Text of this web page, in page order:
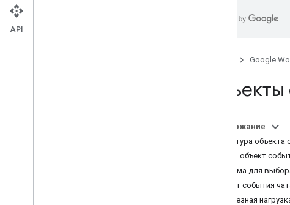
Google
Содержание
Структура объекта
Общий объект
Форма для
Объект события
Полезная
API